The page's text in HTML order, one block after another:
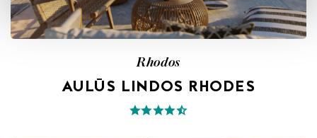
Rhodos
AULŪS LINDOS RHODES